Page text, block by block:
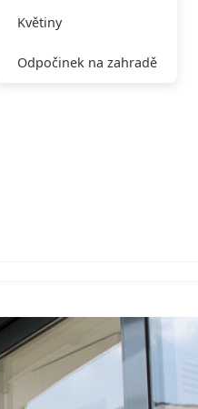
Květiny
Odpočinek na zahradě